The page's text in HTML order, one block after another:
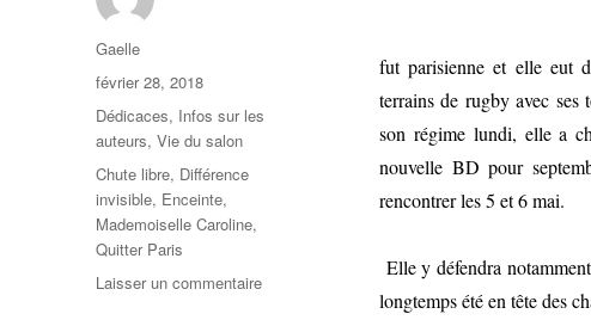
fut parisienne et elle eut
terrains de rugby avec
son régime lundi, elle a
nouvelle BD pour
rencontrer les 5 et 6 mai.
Elle y défendra
longtemps été en tête des
Gaelle
février 28, 2018
Dédicaces, Infos sur les
auteurs,Vie du salon
Chute libre, Différence
invisible, Enceinte,
Mademoiselle Caroline,
Quitter Paris
Laisser un commentaire